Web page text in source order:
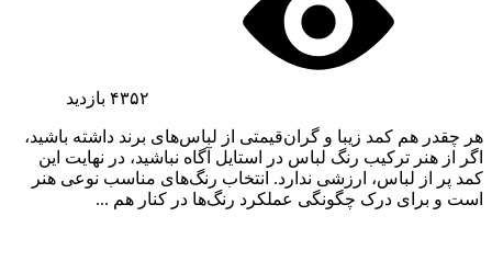
۴۳۵۲ بازدید
هر چقدر هم کمد زیبا و گران‌قیمتی از لباس‌های برند داشته باشید،
اگر از هنر ترکیب رنگ لباس در استایل آگاه نباشید، در نهایت این
کمد پر از لباس، ارزشی ندارد. انتخاب رنگ‌های مناسب نوعی هنر
است و برای درک چگونگی عملکرد رنگ‌ها در کنار هم ...